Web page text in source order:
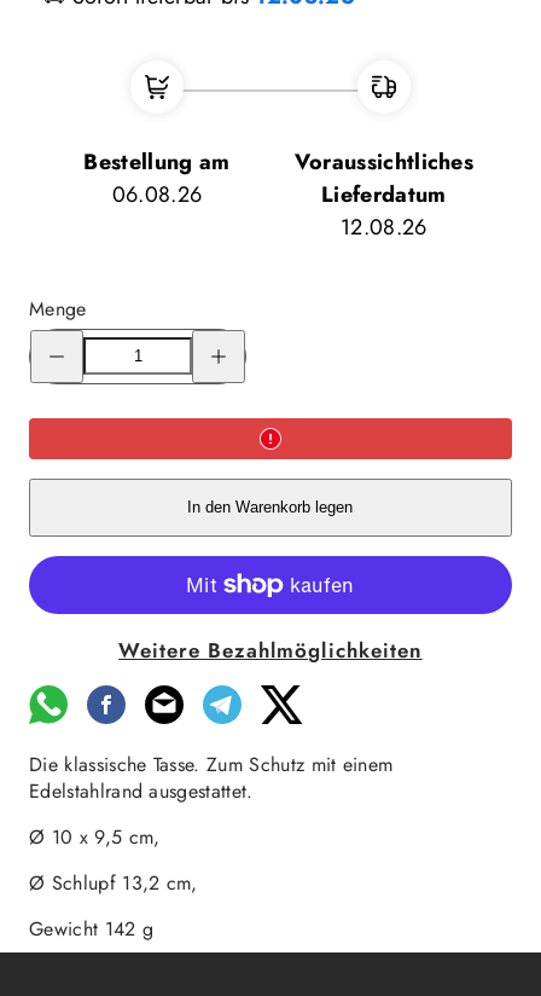
Bestellung am
06.08.26
Voraussichtliches
Lieferdatum
12.08.26
Menge
Menge
für
Emaille
für
Emaille
In den Warenkorb legen
Weitere Bezahlmöglichkeiten
Die klassische Tasse. Zum Schutz mit einem
Edelstahlrand ausgestattet.
Ø 10 x 9,5 cm,
Ø Schlupf 13,2 cm,
Gewicht 142 g